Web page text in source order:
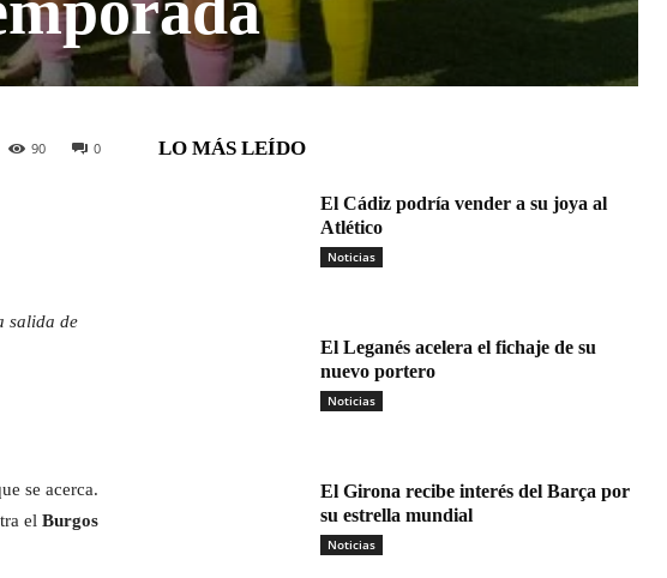
0
90
salida de
se acerca.
el Burgos
LO MÁS LEÍDO
El Cádiz podría vender a su joya al
Atlético
Noticias
El Leganés acelera el fichaje de su
nuevo portero
Noticias
El Girona recibe interés del Barça por
su estrella mundial
Noticias